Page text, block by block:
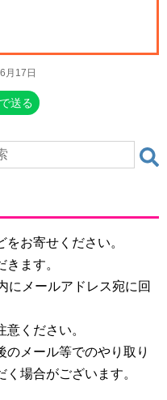
月17日
で送る
お寄せください。
ます。
にメールアドレス宛に回
ください。
のメール等でのやり取り
場合がございます。